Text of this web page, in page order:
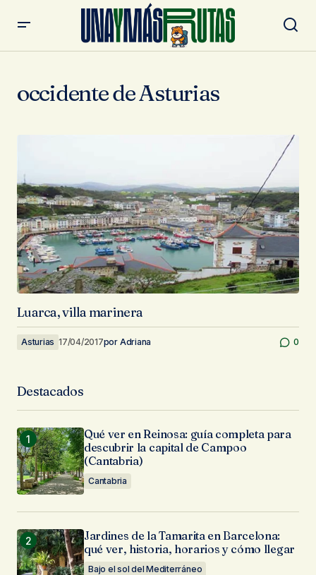
occidente de Asturias
Luarca, villa marinera
Asturias 17/04/2017por Adriana 0
Destacados
Qué ver en Reinosa: guía completa para
descubrir la capital de Campoo
(Cantabria)
Cantabria
Jardines de la Tamarita en Barcelona:
qué ver, historia, horarios y cómo llegar
Bajo el sol del Mediterráneo